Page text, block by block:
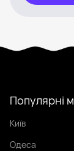
Популярні
Київ
Одеса